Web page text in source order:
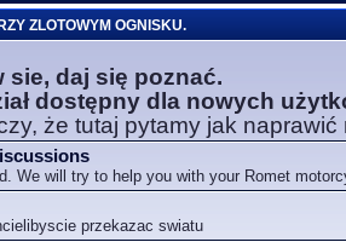
ZLOTOWYM OGNISKU.
sie, daj się poznać.
dostępny dla nowych
że tutaj pytamy jak naprawić
We will try to help you with your Romet
przekazac swiatu